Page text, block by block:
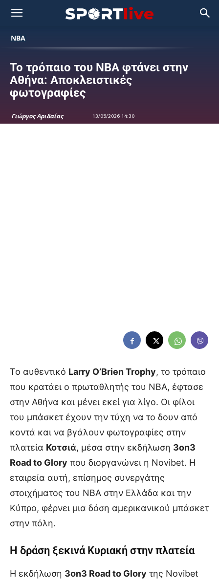
NBA
Το τρόπαιο του NBA φτάνει στην
Αθήνα: Αποκλειστικές
φωτογραφίες
Γιώργος Αριδαίας 13/05/2026 14:30
Το αυθεντικό Larry O’Brien Trophy, το τρόπαιο
που κρατάει ο πρωταθλητής του NBA, έφτασε
στην Αθήνα και μένει εκεί για λίγο. Οι φίλοι
του μπάσκετ έχουν την τύχη να το δουν από
κοντά και να βγάλουν φωτογραφίες στην
πλατεία Κοτσιά, μέσα στην εκδήλωση 3on3
Road to Glory που διοργανώνει η Novibet. Η
εταιρεία αυτή, επίσημος συνεργάτης
στοιχήματος του NBA στην Ελλάδα και την
Κύπρο, φέρνει μια δόση αμερικανικού μπάσκετ
στην πόλη.
Η δράση ξεκινά Κυριακή στην πλατεία
Η εκδήλωση 3on3 Road to Glory της Novibet